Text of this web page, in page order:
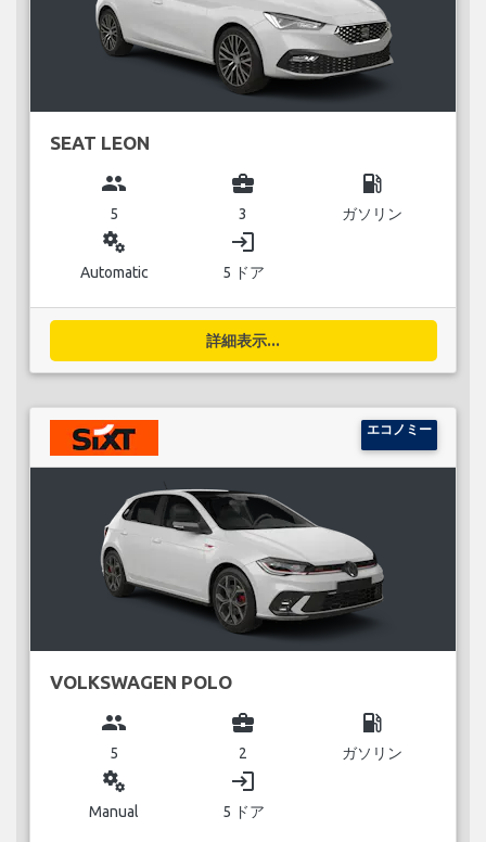
SEAT LEON
group
5
business_center
3
local_gas_station
ガソリン
miscellaneous_services
Automatic
login
5 ドア
詳細表示...
エコノミー
VOLKSWAGEN POLO
group
5
business_center
2
local_gas_station
ガソリン
miscellaneous_services
Manual
login
5 ドア